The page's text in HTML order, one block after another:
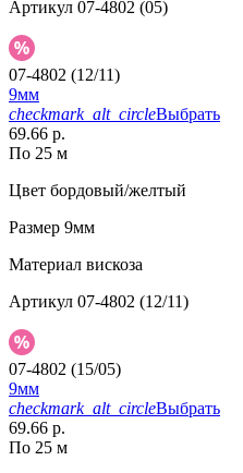
Артикул 07-4802 (05)
07-4802 (12/11)
9мм
checkmark_alt_circleВыбрать
69.66 р.
По 25 м
Цвет бордовый/желтый
Размер 9мм
Материал вискоза
Артикул 07-4802 (12/11)
07-4802 (15/05)
9мм
checkmark_alt_circleВыбрать
69.66 р.
По 25 м